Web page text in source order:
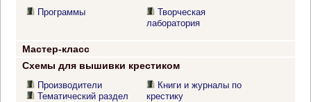
Программы
Творческая
лаборатория
Мастер-класс
Схемы для вышивки крестиком
Производители
Тематический раздел
Книги и журналы по
крестику